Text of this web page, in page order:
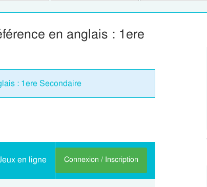
en anglais : 1ere
: 1ere Secondaire
en ligne Connexion / Inscription